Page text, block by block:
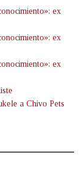
ex
ex
ex
a Chivo Pets